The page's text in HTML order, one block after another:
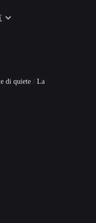
di quiete / La